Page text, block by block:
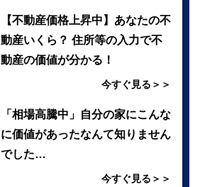
【不動産価格上昇中】あなたの不
動産いくら？ 住所等の入力で不
動産の価値が分かる！
今すぐ見る＞＞
「相場高騰中」自分の家にこんな
に価値があったなんて知りません
でした…
今すぐ見る＞＞